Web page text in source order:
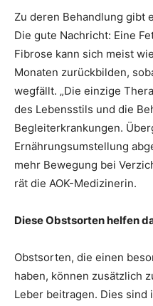
Zu deren Behandlung gibt
Die gute Nachricht: Eine
Fibrose kann sich meist
Monaten zurückbilden,
wegfällt. „Die einzige
des Lebensstils und die
Begleiterkrankungen.
Ernährungsumstellung
mehr Bewegung bei
rät die AOK-Medizinerin.
Diese Obstsorten helfen
Obstsorten, die einen
haben, können zusätzlich
Leber beitragen. Dies sind